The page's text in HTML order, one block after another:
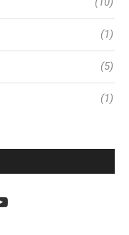
(1)
(5)
(1)